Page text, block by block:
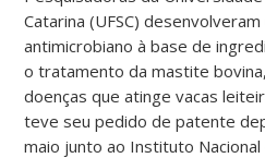
Catarina (UFSC)
antimicrobiano à base de
o tratamento da mastite
doenças que atinge vacas
teve seu pedido de patente
maio junto ao Instituto